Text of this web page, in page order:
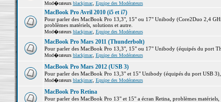
Mod�rateurs blackjmac, Equipe des Modérateurs
MacBook Pro Avril 2010 (i5 et i7)
Pour parler des MacBook Pro 13,3", 15" ou 17" Unibody (Core2Duo 2,4
problèmes matériels, solutions et autre.
Mod�rateurs blackjmac, Equipe des Modérateurs
MacBook Pro Mars 2011 (Thunderbolt)
Pour parler des MacBook Pro 13,3", 15" ou 17" Unibody (équipés du port
Mod�rateurs blackjmac, Equipe des Modérateurs
MacBook Pro Mars 2012 (USB 3)
Pour parler des MacBook Pro 13,3" et 15" Unibody (équipés du port USB
Mod�rateurs blackjmac, Equipe des Modérateurs
MacBook Pro Retina
Pour parler des MacBook Pro 13" et 15" a écran Retina, problèmes matériels,